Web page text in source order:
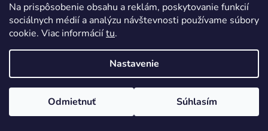
Na prispôsobenie obsahu a reklám, poskytovanie funkcií
sociálnych médií a analýzu návštevnosti používame súbory
cookie. Viac informáciítu.
Nastavenie
Odmietnuť Súhlasím
Nenašli ste svoju veľkosť? Žiadny problém! Napíšte nám,
informujte sa o dostupných veľkostiach na objednávku a
my vám ju dodáme. Viac info nájdete na podstránke
Kontakt.